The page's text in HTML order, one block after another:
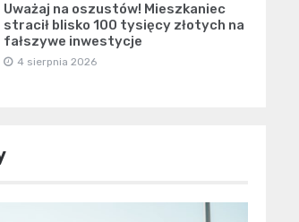
Uważaj na oszustów! Mieszkaniec
stracił blisko 100 tysięcy złotych na
fałszywe inwestycje
4 sierpnia 2026